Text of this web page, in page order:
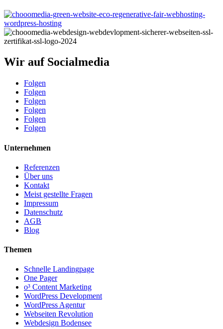
Wir auf Socialmedia
Folgen
Folgen
Folgen
Folgen
Folgen
Folgen
Unternehmen
Referenzen
Über uns
Kontakt
Meist gestellte Fragen
Impressum
Datenschutz
AGB
Blog
Themen
Schnelle Landingpage
One Pager
o³ Content Marketing
WordPress Development
WordPress Agentur
Webseiten Revolution
Webdesign Bodensee